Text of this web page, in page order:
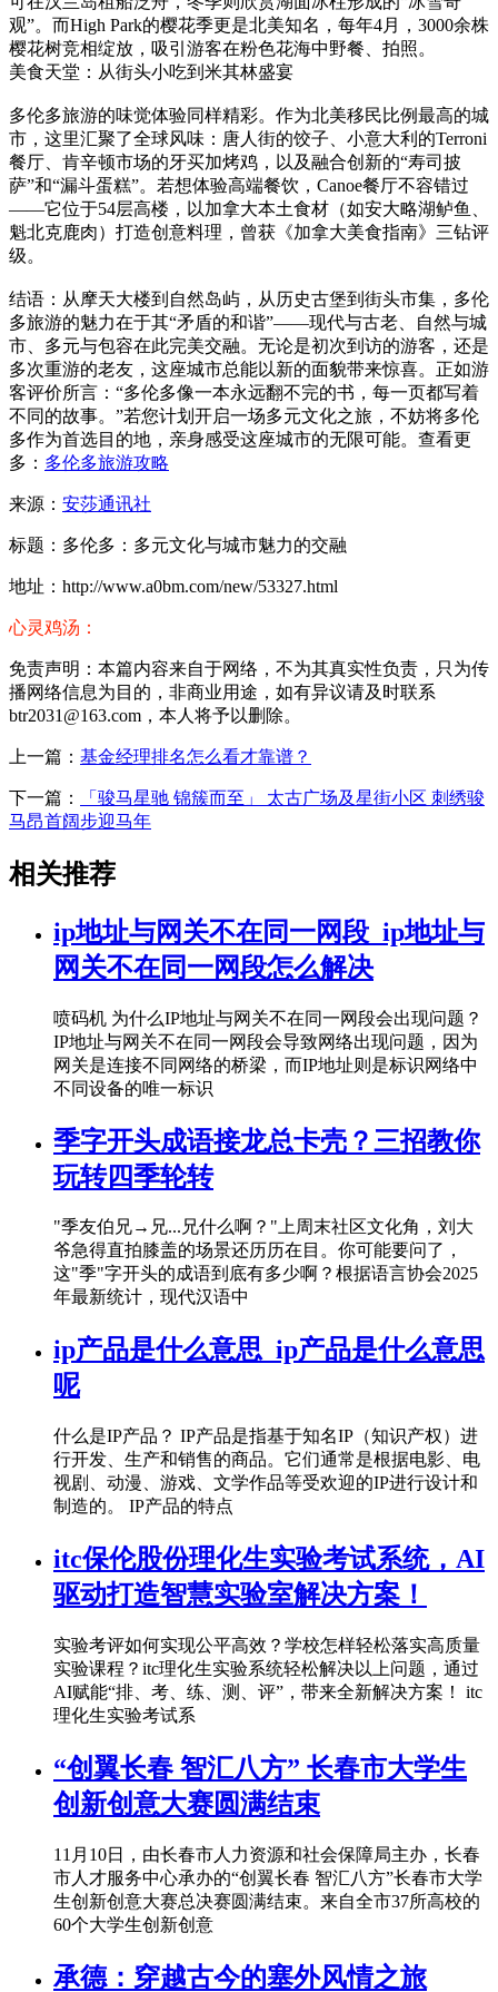
观”。而High Park的樱花季更是北美知名，每年4月，3000余株
樱花树竞相绽放，吸引游客在粉色花海中野餐、拍照。
美食天堂：从街头小吃到米其林盛宴
多伦多旅游的味觉体验同样精彩。作为北美移民比例最高的城
市，这里汇聚了全球风味：唐人街的饺子、小意大利的Terroni
餐厅、肯辛顿市场的牙买加烤鸡，以及融合创新的“寿司披
萨”和“漏斗蛋糕”。若想体验高端餐饮，Canoe餐厅不容错过
——它位于54层高楼，以加拿大本土食材（如安大略湖鲈鱼、
魁北克鹿肉）打造创意料理，曾获《加拿大美食指南》三钻评
级。
结语：从摩天大楼到自然岛屿，从历史古堡到街头市集，多伦
多旅游的魅力在于其“矛盾的和谐”——现代与古老、自然与城
市、多元与包容在此完美交融。无论是初次到访的游客，还是
多次重游的老友，这座城市总能以新的面貌带来惊喜。正如游
客评价所言：“多伦多像一本永远翻不完的书，每一页都写着
不同的故事。”若您计划开启一场多元文化之旅，不妨将多伦
多作为首选目的地，亲身感受这座城市的无限可能。查看更
多： 多伦多旅游攻略
来源： 安莎通讯社
标题：多伦多：多元文化与城市魅力的交融
地址：http://www.a0bm.com/new/53327.html
心灵鸡汤：
免责声明：本篇内容来自于网络，不为其真实性负责，只为传
播网络信息为目的，非商业用途，如有异议请及时联系
btr2031@163.com，本人将予以删除。
上一篇： 基金经理排名怎么看才靠谱？
下一篇：
「骏马星驰 锦簇而至」 太古广场及星街小区 刺绣骏
马昂首阔步迎马年
相关推荐
ip地址与网关不在同一网段_ip地址与
网关不在同一网段怎么解决
喷码机 为什么IP地址与网关不在同一网段会出现问题？
IP地址与网关不在同一网段会导致网络出现问题，因为
网关是连接不同网络的桥梁，而IP地址则是标识网络中
不同设备的唯一标识
季字开头成语接龙总卡壳？三招教你
玩转四季轮转
"季友伯兄→兄...兄什么啊？"上周末社区文化角，刘大
爷急得直拍膝盖的场景还历历在目。你可能要问了，
这"季"字开头的成语到底有多少啊？根据语言协会2025
年最新统计，现代汉语中
ip产品是什么意思_ip产品是什么意思
呢
什么是IP产品？ IP产品是指基于知名IP（知识产权）进
行开发、生产和销售的商品。它们通常是根据电影、电
视剧、动漫、游戏、文学作品等受欢迎的IP进行设计和
制造的。 IP产品的特点
itc保伦股份理化生实验考试系统，AI
驱动打造智慧实验室解决方案！
实验考评如何实现公平高效？学校怎样轻松落实高质量
实验课程？itc理化生实验系统轻松解决以上问题，通过
AI赋能“排、考、练、测、评”，带来全新解决方案！ itc
理化生实验考试系
“创翼长春 智汇八方” 长春市大学生
创新创意大赛圆满结束
11月10日，由长春市人力资源和社会保障局主办，长春
市人才服务中心承办的“创翼长春 智汇八方”长春市大学
生创新创意大赛总决赛圆满结束。来自全市37所高校的
60个大学生创新创意
承德：穿越古今的塞外风情之旅